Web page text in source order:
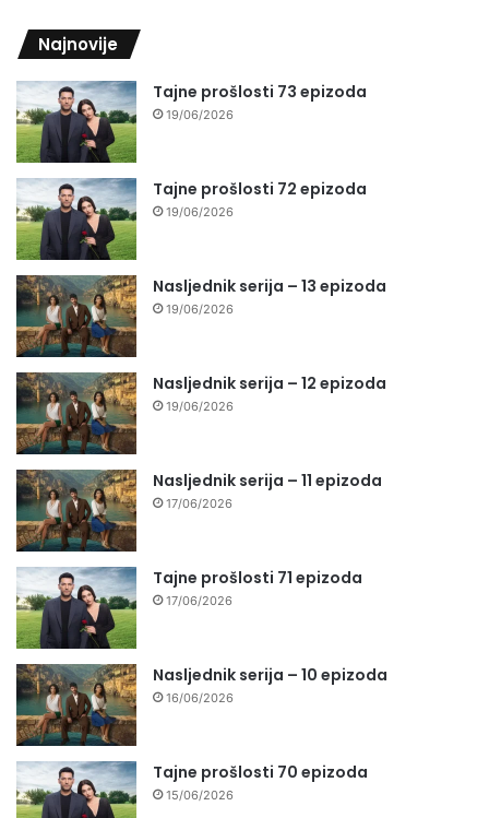
Najnovije
Tajne prošlosti 73 epizoda
19/06/2026
Tajne prošlosti 72 epizoda
19/06/2026
Nasljednik serija – 13 epizoda
19/06/2026
Nasljednik serija – 12 epizoda
19/06/2026
Nasljednik serija – 11 epizoda
17/06/2026
Tajne prošlosti 71 epizoda
17/06/2026
Nasljednik serija – 10 epizoda
16/06/2026
Tajne prošlosti 70 epizoda
15/06/2026